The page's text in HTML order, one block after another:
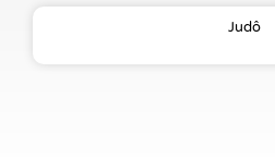
Judô